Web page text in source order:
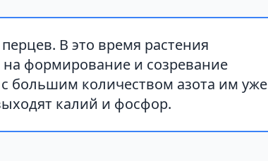
В это время растения
формирование и созревание
большим количеством азота им уже
калий и фосфор.